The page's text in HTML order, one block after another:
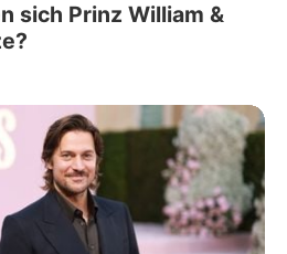
sich Prinz William &